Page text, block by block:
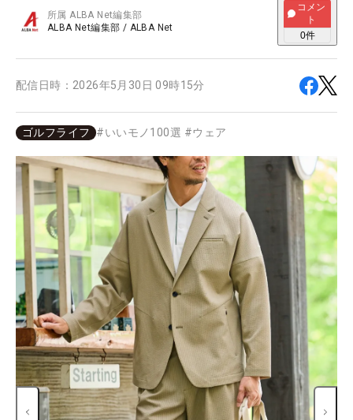
所属ALBA Net編集部
ALBA Net編集部 / ALBA Net
コメン
ト
0件
配信日時： 2026年5月30日 09時15分
ゴルフライフ #いいモノ100選 #ウェア